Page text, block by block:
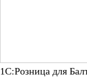
1С:Розница для